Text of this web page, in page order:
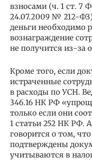
взносами (ч. 1 ст. 7
24.07.2009 № 212-
деньги необходимо
вознаграждение
не получится из-за
Кроме того, если
истраченные
в расходы по УСН.
346.16 НК РФ
только если они
1 статьи 252 НК РФ.
говорится о том,
подтверждены
учитываются в